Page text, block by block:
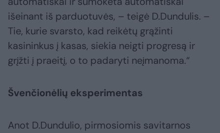
išeinant iš parduotuvės, – teigė D.Dundulis. –
Tie, kurie svarsto, kad reikėtų grąžinti
kasininkus į kasas, siekia neigti progresą ir
grįžti į praeitį, o to padaryti neįmanoma.“
Švenčionėlių eksperimentas
Anot D.Dundulio, pirmosiomis savitarnos